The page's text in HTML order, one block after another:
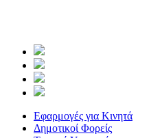
Εφαρμογές για Κινητά
Δημοτικοί Φορείς